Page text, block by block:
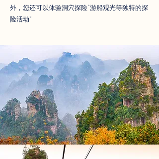
外，您还可以体验洞穴探险、游船观光等独特的探
险活动。